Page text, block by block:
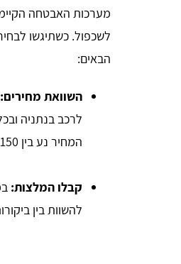
מערכות האבטחה
לשכפול. כשתיגשו
הבאים:
השוואת
לרכב בנתניה
המחיר נע בין 150 - 250 ש"ח למפתח פשוט.
קבלו המלצות:
להשוות בין
זכי